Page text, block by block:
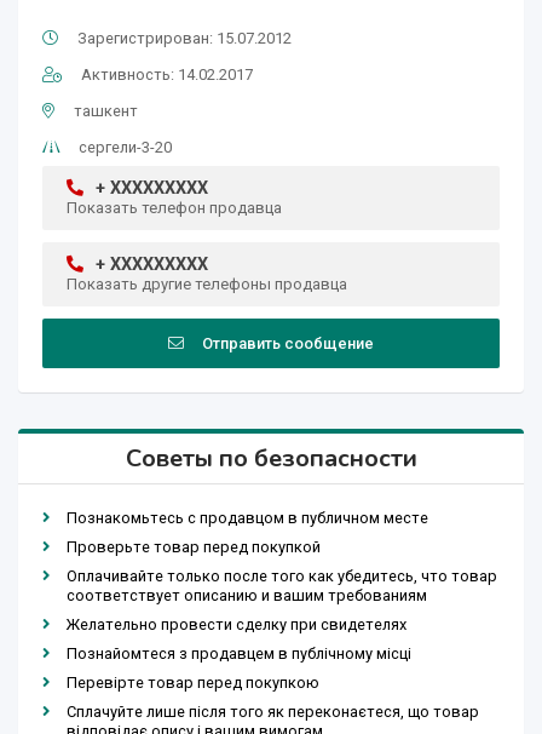
Зарегистрирован: 15.07.2012
Активность: 14.02.2017
ташкент
сергели-3-20
+ XXXXXXXXX
Показать телефон продавца
+ XXXXXXXXX
Показать другие телефоны продавца
Отправить сообщение
Советы по безопасности
Познакомьтесь с продавцом в публичном месте
Проверьте товар перед покупкой
Оплачивайте только после того как убедитесь, что товар
соответствует описанию и вашим требованиям
Желательно провести сделку при свидетелях
Познайомтеся з продавцем в публічному місці
Перевірте товар перед покупкою
Сплачуйте лише після того як переконаєтеся, що товар